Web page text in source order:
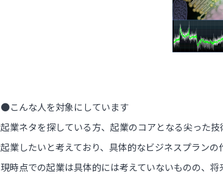
●こんな人を対象にしています
起業ネタを探している方、起業のコアとなる尖った
起業したいと考えており、具体的なビジネスプラン
現時点での起業は具体的には考えていないものの、